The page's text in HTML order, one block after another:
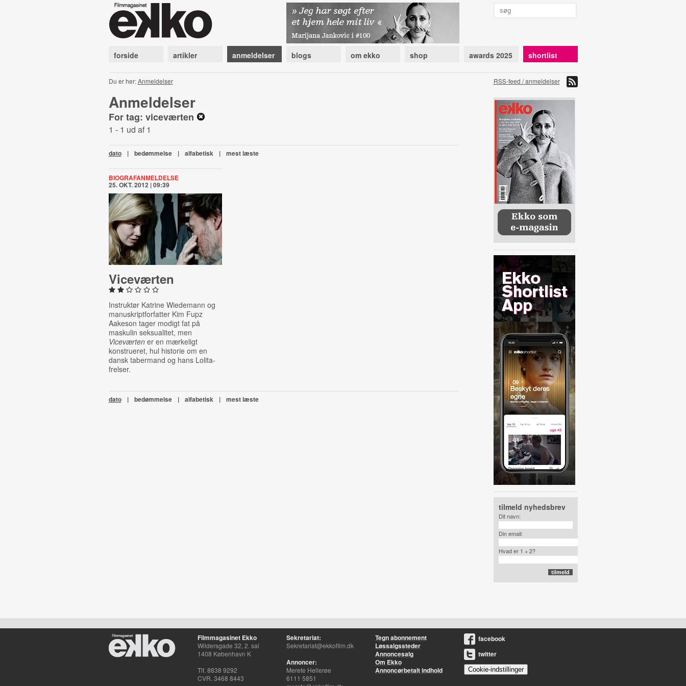
forside artikler anmeldelser blogs om ekko shop awards 2025 shortlist
Du er her:Anmeldelser RSS-feed / anmeldelser
Anmeldelser
For tag: viceværten
1 - 1 ud af 1
dato | bedømmelse | alfabetisk | mest læste
BIOGRAFANMELDELSE
25. OKT. 2012 | 09:39
Vi­ce­vær­ten
Instruktør Katrine Wiedemann og
manuskriptforfatter Kim Fupz
Aakeson tager modigt fat på
maskulin seksualitet, men
Viceværten er en mærkeligt
konstrueret, hul historie om en
dansk tabermand og hans Lolita-
frelser.
dato | bedømmelse | alfabetisk | mest læste
tilmeld nyhedsbrev
Dit navn:
Din email:
Hvad er 1 + 2?
Filmmagasinet Ekko
Wildersgade 32, 2. sal
1408 København K
Tlf. 8838 9292
CVR. 3468 8443
Sekretariat:
Sekretariat@ekkofilm.dk
Annoncer:
Merete Hellerøe
6111 5851
Tegn abonnement
Løssalgssteder
Annoncesalg
Om Ekko
Annoncørbetalt indhold
facebook
twitter
Cookie-indstillinger